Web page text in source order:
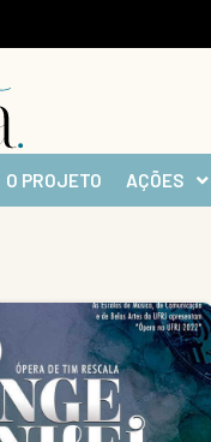
O PROJETO AÇÕES